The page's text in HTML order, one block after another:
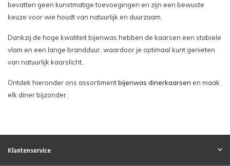
bevatten geen kunstmatige toevoegingen en zijn een bewuste
keuze voor wie houdt van natuurlijk en duurzaam.
Dankzij de hoge kwaliteit bijenwas hebben de kaarsen een stabiele
vlam en een lange brandduur, waardoor je optimaal kunt genieten
van natuurlijk kaarslicht.
Ontdek hieronder ons assortimentbijenwas dinerkaarsen en maak
elk diner bijzonder.
Klantenservice